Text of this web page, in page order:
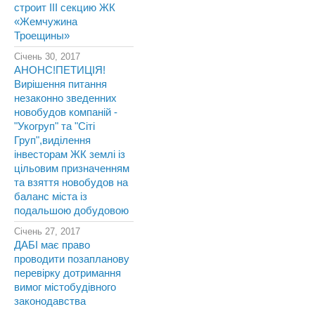
строит III секцию ЖК
«Жемчужина
Троещины»
Січень 30, 2017
АНОНС!ПЕТИЦІЯ!
Вирішення питання
незаконно зведенних
новобудов компаній -
"Укогруп" та "Сіті
Груп",виділення
інвесторам ЖК землі із
цільовим призначенням
та взяття новобудов на
баланс міста із
подальшою добудовою
Січень 27, 2017
ДАБІ має право
проводити позапланову
перевірку дотримання
вимог містобудівного
законодавства